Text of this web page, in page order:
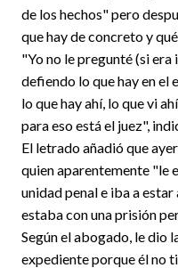
de los hechos" pero
que hay de concreto y qué
"Yo no le pregunté (si
defiendo lo que hay en el
lo que hay ahí, lo que vi
para eso está el juez",
El letrado añadió que
quien aparentemente "le
unidad penal e iba a
estaba con una prisión
Según el abogado, le dio
expediente porque él no